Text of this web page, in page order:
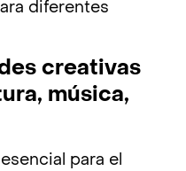
diferentes
creativas
música,
para el